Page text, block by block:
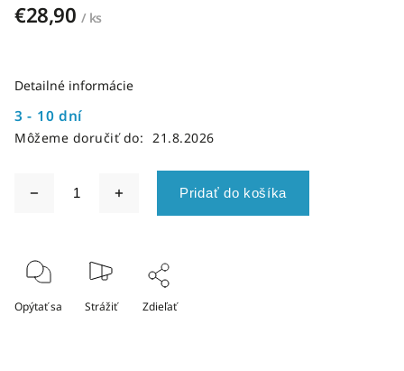
€28,90 / ks
3 - 10 dní
Môžeme doručiť do: 21.8.2026
Pridať do košíka
Detailné informácie
Opýtať sa Strážiť Zdieľať